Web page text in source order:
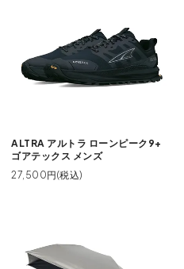
ALTRA アルトラ ローンピーク9+
ゴアテックス メンズ
27,500円(税込)